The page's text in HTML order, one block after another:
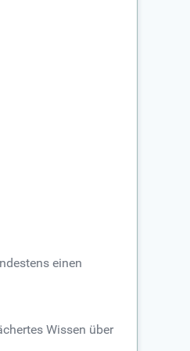
einen
Wissen über